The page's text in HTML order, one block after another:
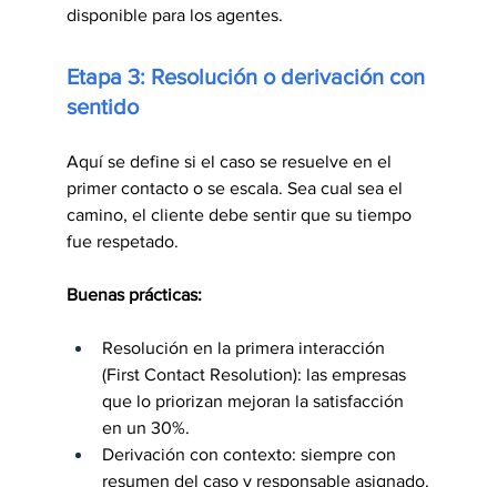
disponible para los agentes.
Etapa 3: Resolución o derivación con
sentido
Aquí se define si el caso se resuelve en el
primer contacto o se escala. Sea cual sea el
camino, el cliente debe sentir que su tiempo
fue respetado.
Buenas prácticas:
Resolución en la primera interacción
(First Contact Resolution): las empresas
que lo priorizan mejoran la satisfacción
en un 30%.
Derivación con contexto: siempre con
resumen del caso y responsable asignado.